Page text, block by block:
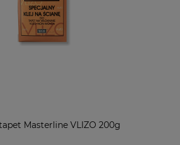
Masterline VLIZO 200g